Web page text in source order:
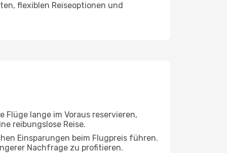
flexiblen Reiseoptionen und
Flüge lange im Voraus reservieren,
reibungslose Reise.
Einsparungen beim Flugpreis führen.
Nachfrage zu profitieren.